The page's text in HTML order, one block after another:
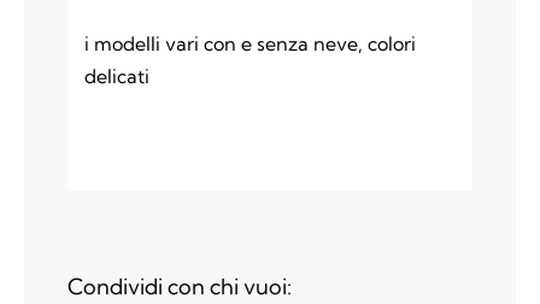
i modelli vari con e senza neve, colori
delicati
Condividi con chi vuoi: